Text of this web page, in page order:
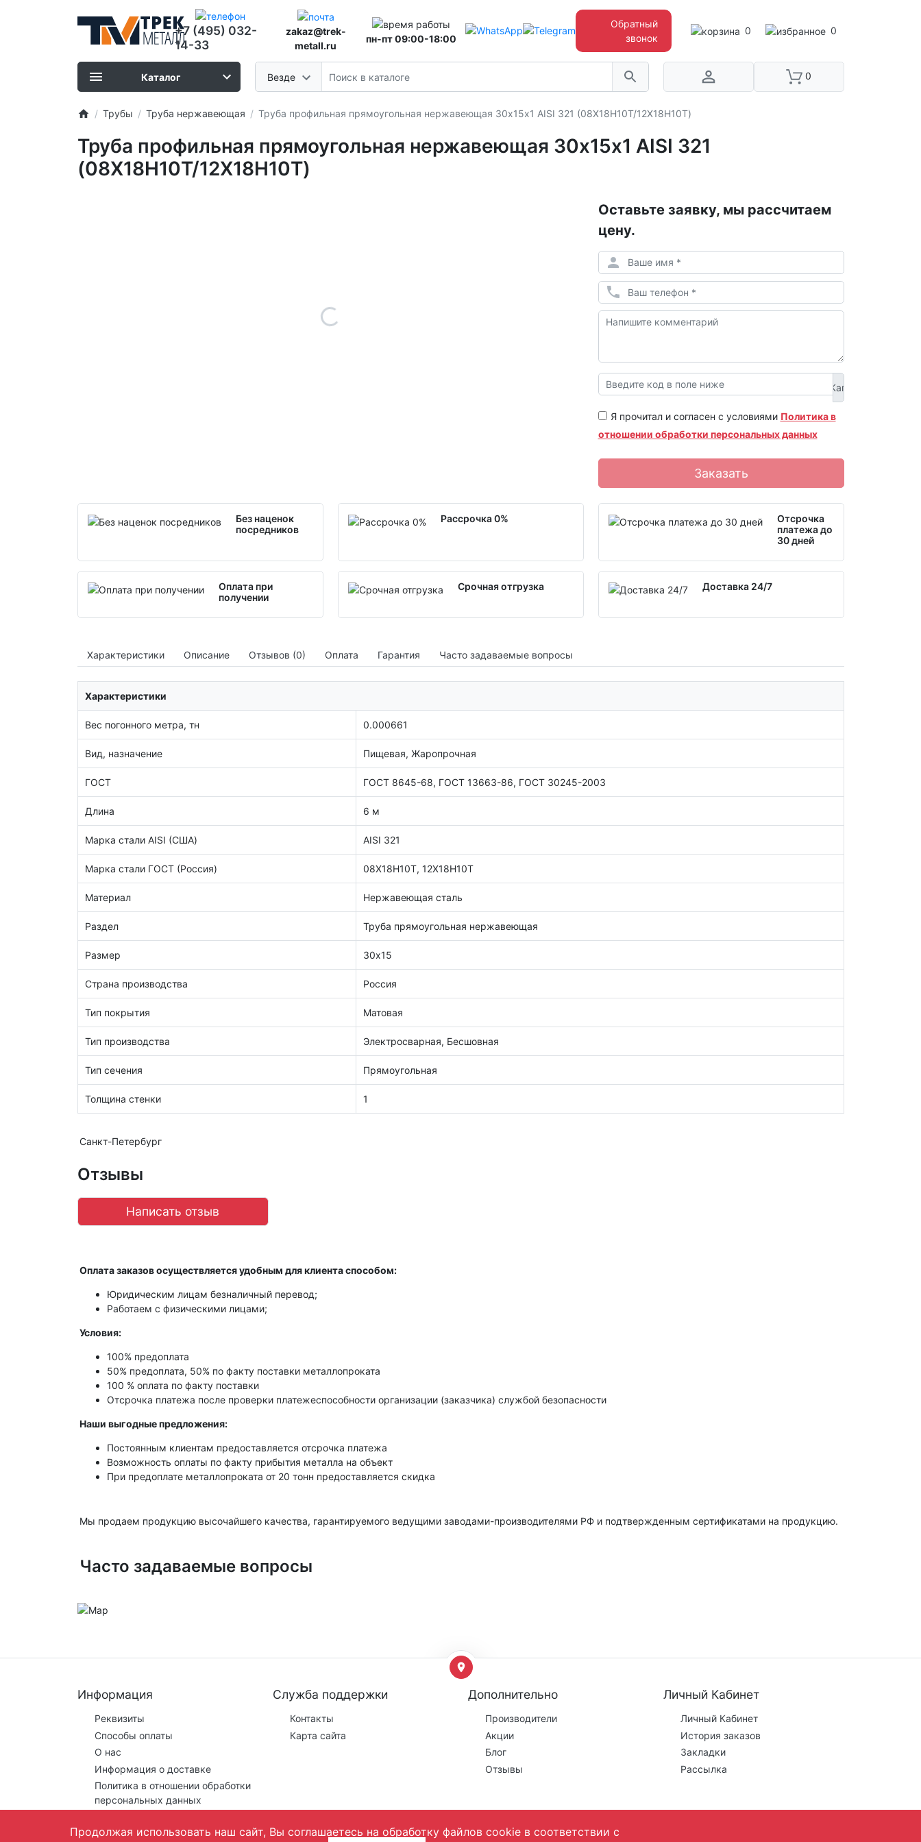
0 0
+7 (495) 032-
14-33
zakaz@trek-
metall.ru
пн-пт 09:00-18:00
Обратный
звонок
Везде 0
Каталог
Трубы Труба нержавеющая Труба профильная прямоугольная нержавеющая 30х15х1 AISI 321 (08Х18Н10Т/12Х18Н10Т)
Труба профильная прямоугольная нержавеющая 30х15х1 AISI 321
(08Х18Н10Т/12Х18Н10Т)
Оставьте заявку, мы рассчитаем
цену.
Я прочитал и согласен с условиями Политика в
отношении обработки персональных данных
Заказать
Без наценок
посредников
Рассрочка 0%
Отсрочка
платежа до
30 дней
Оплата при
получении
Срочная отгрузка Доставка 24/7
Характеристики Описание Отзывов (0) Оплата Гарантия Часто задаваемые вопросы
Характеристики
Вес погонного метра, тн 0.000661
Вид, назначение Пищевая, Жаропрочная
ГОСТ ГОСТ 8645-68, ГОСТ 13663-86, ГОСТ 30245-2003
Длина 6 м
Марка стали AISI (США) AISI 321
Марка стали ГОСТ (Россия) 08Х18Н10Т, 12Х18Н10Т
Материал Нержавеющая сталь
Раздел Труба прямоугольная нержавеющая
Размер 30х15
Страна производства Россия
Тип покрытия Матовая
Тип производства Электросварная, Бесшовная
Тип сечения Прямоугольная
Толщина стенки 1
Санкт-Петербург
Отзывы
Написать отзыв
Оплата заказов осуществляется удобным для клиента способом:
Юридическим лицам безналичный перевод;
Работаем с физическими лицами;
Условия:
100% предоплата
50% предоплата, 50% по факту поставки металлопроката
100 % оплата по факту поставки
Отсрочка платежа после проверки платежеспособности организации (заказчика) службой безопасности
Наши выгодные предложения:
Постоянным клиентам предоставляется отсрочка платежа
Возможность оплаты по факту прибытия металла на объект
При предоплате металлопроката от 20 тонн предоставляется скидка
Мы продаем продукцию высочайшего качества, гарантируемого ведущими заводами-производителями РФ и подтвержденным сертификатами на продукцию.
Часто задаваемые вопросы
Информация
Реквизиты
Способы оплаты
О нас
Информация о доставке
Политика в отношении обработки
персональных данных
Служба поддержки
Контакты
Карта сайта
Дополнительно
Производители
Акции
Блог
Отзывы
Личный Кабинет
Личный Кабинет
История заказов
Закладки
Рассылка
Продолжая использовать наш сайт, Вы соглашаетесь на обработку файлов cookie в соответствии с